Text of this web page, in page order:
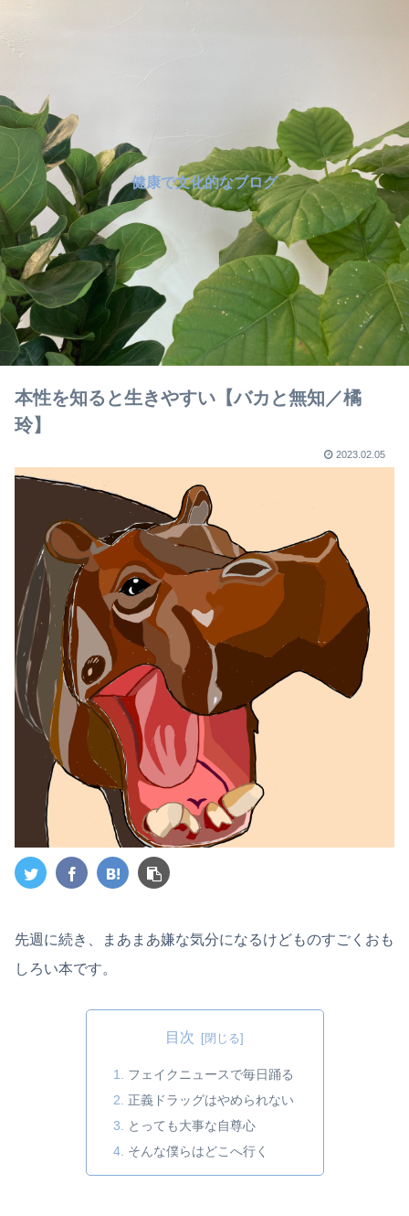
健康で文化的なブログ
本性を知ると生きやすい【バカと無知／橘
玲】
2023.02.05
先週に続き、まあまあ嫌な気分になるけどものすごくおも
しろい本です。
目次
フェイクニュースで毎日踊る
正義ドラッグはやめられない
とっても大事な自尊心
そんな僕らはどこへ行く